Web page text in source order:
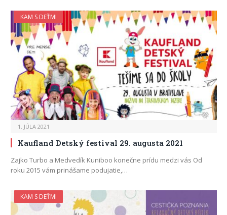
KAM S DEŤMI
1. JÚLA 2021
Kaufland Detský festival 29. augusta 2021
Zajko Turbo a Medvedík Kuniboo konečne prídu medzi vás Od
roku 2015 vám prinášame podujatie,…
KAM S DEŤMI